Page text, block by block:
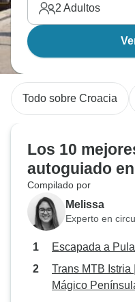
2 Adultos
Todo sobre Croacia
Los 10
autoguiado
Compilado por
Melissa
Experto en
Escapada a
Trans MTB
Mágico